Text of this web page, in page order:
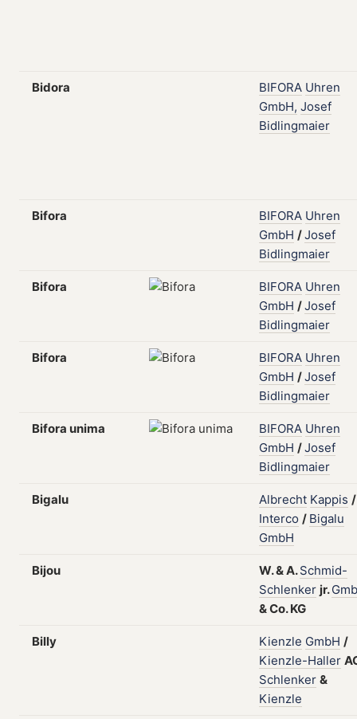
Bidora BIFORA Uhren
GmbH, Josef
Bidlingmaier
Bifora BIFORA Uhren
GmbH /Josef
Bidlingmaier
Bifora BIFORA Uhren
GmbH /Josef
Bidlingmaier
Bifora BIFORA Uhren
GmbH /Josef
Bidlingmaier
Bifora unima BIFORA Uhren
GmbH /Josef
Bidlingmaier
Bigalu Albrecht Kappis /
Interco / Bigalu
GmbH
Bijou W.&A.Schmid-
Schlenker jr.
&Co.KG
Billy Kienzle GmbH /
Kienzle-Haller
Schlenker &
Kienzle